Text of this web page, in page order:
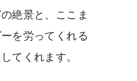
絶景と、ここま
を労ってくれる
てくれます。